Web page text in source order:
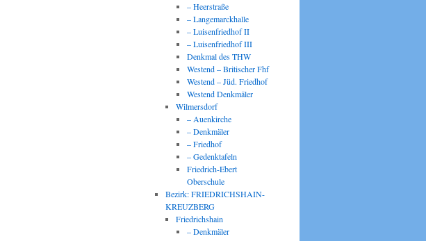
– Heerstraße
– Langemarckhalle
– Luisenfriedhof II
– Luisenfriedhof III
Denkmal des THW
Westend – Britischer Fhf
Westend – Jüd. Friedhof
Westend Denkmäler
Wilmersdorf
– Auenkirche
– Denkmäler
– Friedhof
– Gedenktafeln
Friedrich-Ebert
Oberschule
Bezirk: FRIEDRICHSHAIN-
KREUZBERG
Friedrichshain
– Denkmäler